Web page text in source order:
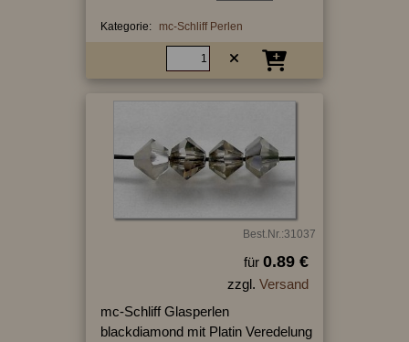
Kategorie: mc-Schliff Perlen
Best.Nr.:31037
für 0.89 €
zzgl. Versand
mc-Schliff Glasperlen
blackdiamond mit Platin Veredelung